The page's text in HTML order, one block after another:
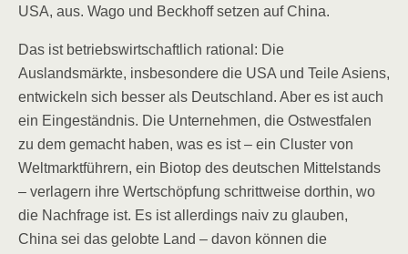
USA, aus. Wago und Beckhoff setzen auf China.
Das ist betriebswirtschaftlich rational: Die
Auslandsmärkte, insbesondere die USA und Teile Asiens,
entwickeln sich besser als Deutschland. Aber es ist auch
ein Eingeständnis. Die Unternehmen, die Ostwestfalen
zu dem gemacht haben, was es ist – ein Cluster von
Weltmarktführern, ein Biotop des deutschen Mittelstands
– verlagern ihre Wertschöpfung schrittweise dorthin, wo
die Nachfrage ist. Es ist allerdings naiv zu glauben,
China sei das gelobte Land – davon können die